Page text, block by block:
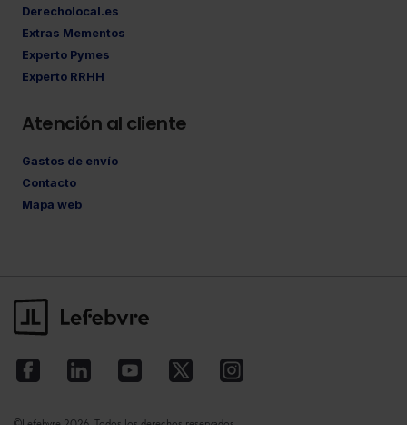
Derecholocal.es
Extras Mementos
Experto Pymes
Experto RRHH
Atención al cliente
Gastos de envío
Contacto
Mapa web
©Lefebvre2026. Todos los derechos reservados.